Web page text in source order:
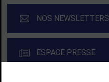
NOS NEWSLETTERS
ESPACE PRESSE